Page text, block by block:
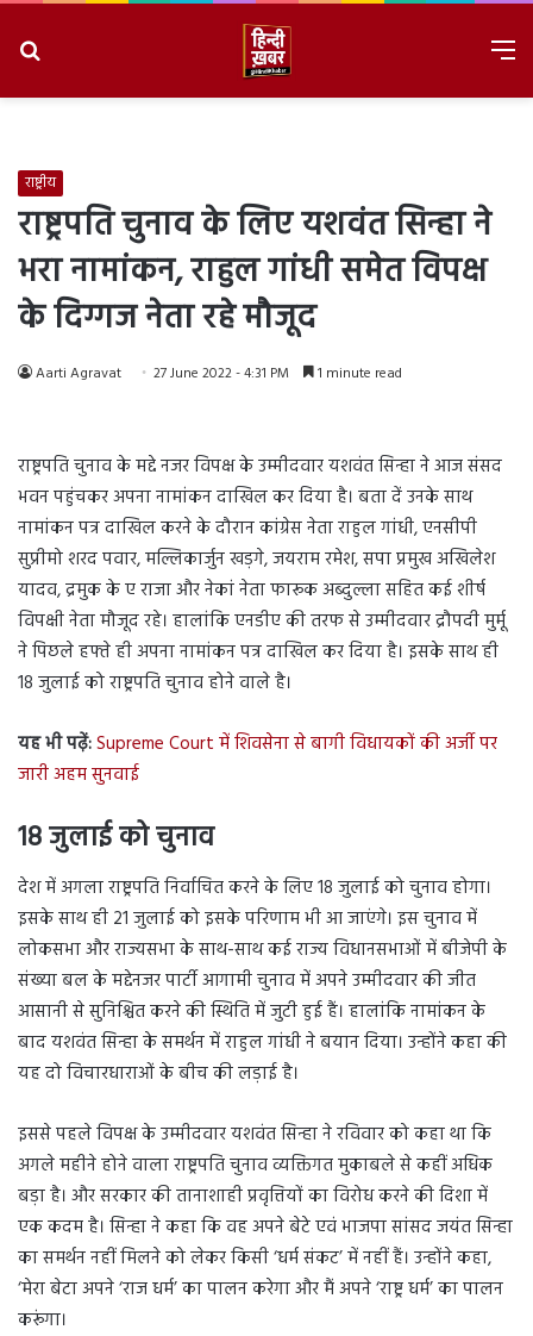
राष्ट्रीय
राष्ट्रपति चुनाव के लिए यशवंत सिन्हा ने
भरा नामांकन, राहुल गांधी समेत विपक्ष
के दिग्गज नेता रहे मौजूद
Aarti Agravat 27 June 2022 - 4:31 PM 1 minute read
राष्ट्रपति चुनाव के मद्दे नजर विपक्ष के उम्मीदवार यशवंत सिन्हा ने आज संसद
भवन पहुंचकर अपना नामांकन दाखिल कर दिया है। बता दें उनके साथ
नामांकन पत्र दाखिल करने के दौरान कांग्रेस नेता राहुल गांधी, एनसीपी
सुप्रीमो शरद पवार, मल्लिकार्जुन खड़गे, जयराम रमेश, सपा प्रमुख अखिलेश
यादव, द्रमुक के ए राजा और नेकां नेता फारूक अब्दुल्ला सहित कई शीर्ष
विपक्षी नेता मौजूद रहे। हालांकि एनडीए की तरफ से उम्मीदवार द्रौपदी मुर्मू
ने पिछले हफ्ते ही अपना नामांकन पत्र दाखिल कर दिया है। इसके साथ ही
18 जुलाई को राष्ट्रपति चुनाव होने वाले है।
यह भी पढ़ें:Supreme Court में शिवसेना से बागी विधायकों की अर्जी पर
जारी अहम सुनवाई
18 जुलाई को चुनाव
देश में अगला राष्ट्रपति निर्वाचित करने के लिए 18 जुलाई को चुनाव होगा।
इसके साथ ही 21 जुलाई को इसके परिणाम भी आ जाएंगे। इस चुनाव में
लोकसभा और राज्यसभा के साथ-साथ कई राज्य विधानसभाओं में बीजेपी के
संख्या बल के मद्देनजर पार्टी आगामी चुनाव में अपने उम्मीदवार की जीत
आसानी से सुनिश्चित करने की स्थिति में जुटी हुई हैं। हालांकि नामांकन के
बाद यशवंत सिन्हा के समर्थन में राहुल गांधी ने बयान दिया। उन्होंने कहा की
यह दो विचारधाराओं के बीच की लड़ाई है।
इससे पहले विपक्ष के उम्मीदवार यशवंत सिन्हा ने रविवार को कहा था कि
अगले महीने होने वाला राष्ट्रपति चुनाव व्यक्तिगत मुकाबले से कहीं अधिक
बड़ा है। और सरकार की तानाशाही प्रवृत्तियों का विरोध करने की दिशा में
एक कदम है। सिन्हा ने कहा कि वह अपने बेटे एवं भाजपा सांसद जयंत सिन्हा
का समर्थन नहीं मिलने को लेकर किसी ‘धर्म संकट’ में नहीं हैं। उन्होंने कहा,
‘मेरा बेटा अपने ‘राज धर्म’ का पालन करेगा और मैं अपने ‘राष्ट्र धर्म’ का पालन
करूंगा।